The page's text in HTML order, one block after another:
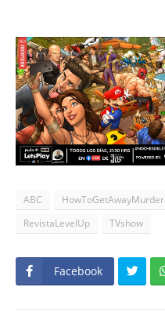
ABC HowToGetAwayMurder
RevistaLevelUp
TVshow
Facebook